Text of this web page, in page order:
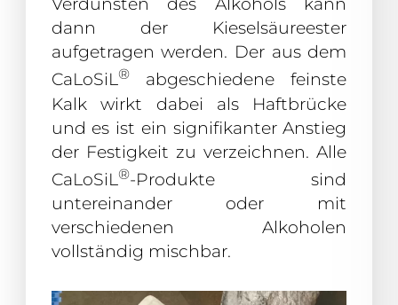
dann der Kieselsäureester
aufgetragen werden. Der aus dem
CaLoSiL®abgeschiedene feinste
Kalk wirkt dabei als Haftbrücke
und es ist ein signifikanter Anstieg
der Festigkeit zu verzeichnen. Alle
CaLoSiL®-Produkte sind
untereinander oder mit
verschiedenen Alkoholen
vollständig mischbar.